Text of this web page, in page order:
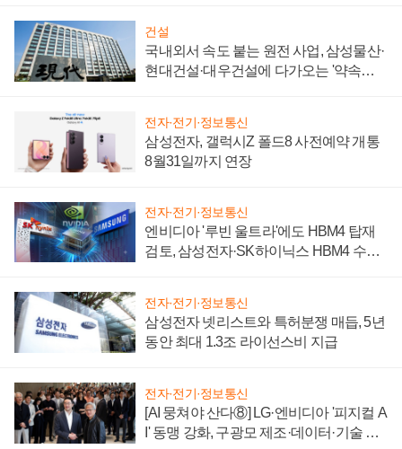
건설
국내외서 속도 붙는 원전 사업, 삼성물산·
현대건설·대우건설에 다가오는 '약속의
전자·전기·정보통신
삼성전자, 갤럭시Z 폴드8 사전예약 개통
8월31일까지 연장
전자·전기·정보통신
엔비디아 '루빈 울트라'에도 HBM4 탑재
검토, 삼성전자·SK하이닉스 HBM4 수율
전자·전기·정보통신
삼성전자 넷리스트와 특허분쟁 매듭, 5년
동안 최대 1.3조 라이선스비 지급
전자·전기·정보통신
[AI 뭉쳐야 산다⑧] LG·엔비디아 '피지컬 A
I' 동맹 강화, 구광모 제조·데이터·기술 결